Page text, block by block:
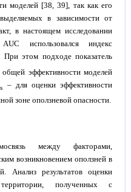
моделей [38, 39], так как его
в зависимости от
в настоящем исследовании
использовался индекс
этом подходе показатель
эффективности моделей
– для оценки эффективности
зоне оползневой опасности.
между факторами,
возникновением оползней в
Анализ результатов оценки
полученных с